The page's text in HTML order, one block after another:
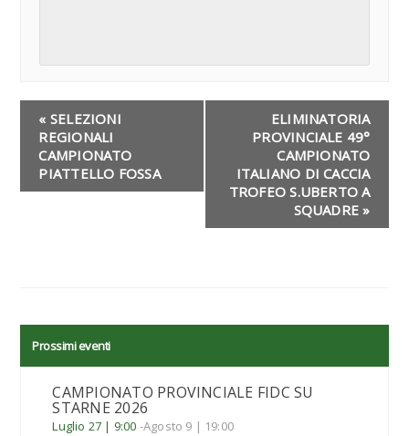
« SELEZIONI
REGIONALI
CAMPIONATO
PIATTELLO FOSSA
ELIMINATORIA
PROVINCIALE 49°
CAMPIONATO
ITALIANO DI CACCIA
TROFEO S.UBERTO A
SQUADRE»
Prossimi eventi
CAMPIONATO PROVINCIALE FIDC SU
STARNE 2026
Luglio 27 | 9:00 -Agosto 9 | 19:00